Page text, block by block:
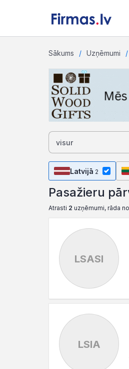
Sākums Uzņēmumi
Latvijā 2
Pasažieru
Atrasti 2 uzņēmumi, rāda
LSASI
LSIA